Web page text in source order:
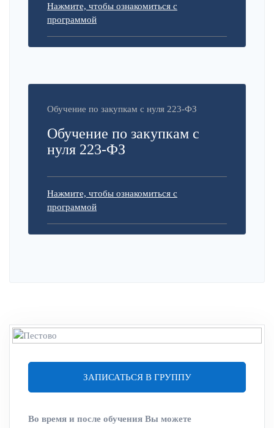
Нажмите, чтобы ознакомиться с
программой
Обучение по закупкам с нуля 223-ФЗ
Обучение по закупкам с
нуля 223-ФЗ
Нажмите, чтобы ознакомиться с
программой
ЗАПИСАТЬСЯ В ГРУППУ
Во время и после обучения Вы можете